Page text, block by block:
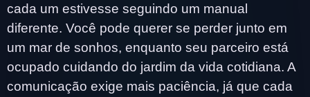
cada um estivesse seguindo um manual
diferente. Você pode querer se perder junto em
um mar de sonhos, enquanto seu parceiro está
ocupado cuidando do jardim da vida cotidiana. A
comunicação exige mais paciência, já que cada